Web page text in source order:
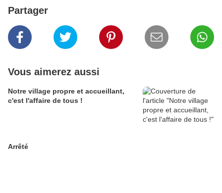
Partager
Vous aimerez aussi
Notre village propre et accueillant,
c'est l'affaire de tous !
Arrêté